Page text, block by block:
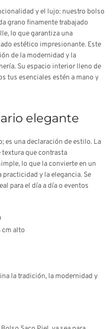
y el lujo: nuestro bolso
grano finamente trabajado
lo que garantiza una
estético impresionante. Este
de la modernidad y la
Su espacio interior lleno de
tus esenciales estén a mano y
elegante
es una declaración de estilo. La
textura que contrasta
lo que la convierte en un
y la elegancia. Se
para el día a día o eventos
cm alto
la tradición, la modernidad y